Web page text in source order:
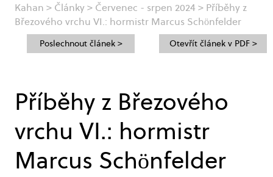
Kahan > Články> Červenec - srpen 2024 > Příběhy z
Březového vrchu VI.: hormistr Marcus Schönfelder
Příběhy z Březového
vrchu VI.: hormistr
Marcus Schönfelder
Poslechnout článek > Otevřít článek v PDF >